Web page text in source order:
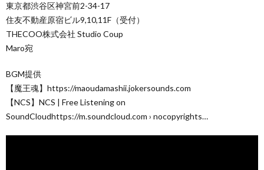
東京都渋谷区神宮前2-34-17
住友不動産原宿ビル9,10,11F（受付）
THECOO株式会社 Studio Coup
Maro宛
BGM提供
【魔王魂】https://maoudamashii.jokersounds.com
【NCS】NCS | Free Listening on
SoundCloudhttps://m.soundcloud.com › nocopyrights…